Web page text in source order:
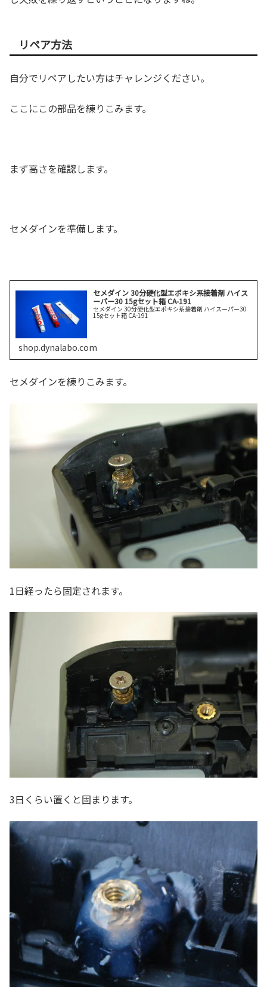
リペア方法
自分でリペアしたい方はチャレンジください。
ここにこの部品を練りこみます。
まず高さを確認します。
セメダインを準備します。
セメダイン 30分硬化型エポキシ系接着剤 ハイス
ーパー30 15gセット箱 CA-191
セメダイン 30分硬化型エポキシ系接着剤 ハイスーパー30
15gセット箱 CA-191
shop.dynalabo.com
セメダインを練りこみます。
1日経ったら固定されます。
3日くらい置くと固まります。